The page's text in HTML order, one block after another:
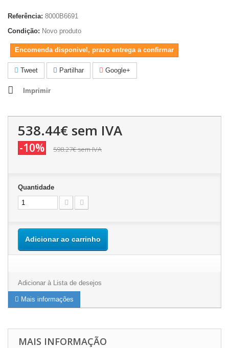
Referência: 8000B6691
Condição: Novo produto
Encomenda disponivel, prazo entrega a confirmar
Tweet Partilhar Google+
Imprimir
538.44€ sem IVA
-10% 598.27€sem IVA
Quantidade
Adicionar ao carrinho
Adicionar à Lista de desejos
Mais informações
MAIS INFORMAÇÃO